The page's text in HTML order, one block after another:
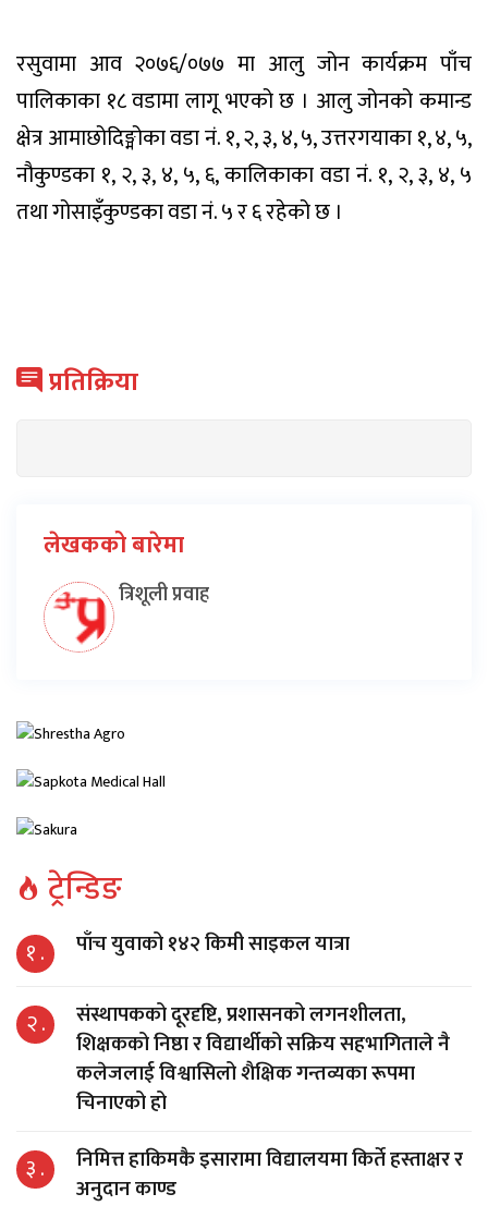
रसुवामा आव २०७६/०७७ मा आलु जोन कार्यक्रम पाँच
पालिकाका १८ वडामा लागू भएको छ । आलु जोनको कमान्ड
क्षेत्र आमाछोदिङ्मोका वडा नं. १, २, ३, ४, ५, उत्तरगयाका १, ४, ५,
नौकुण्डका १, २, ३, ४, ५, ६, कालिकाका वडा नं. १, २, ३, ४, ५
तथा गोसाइँकुण्डका वडा नं. ५ र ६ रहेको छ ।
प्रतिक्रिया
लेखकको बारेमा
त्रिशूली प्रवाह
ट्रेन्डिङ
१ . पाँच युवाको १४२ किमी साइकल यात्रा
२ .
संस्थापकको दूरदृष्टि, प्रशासनको लगनशीलता,
शिक्षकको निष्ठा र विद्यार्थीको सक्रिय सहभागिताले नै
कलेजलाई विश्वासिलो शैक्षिक गन्तव्यका रूपमा
चिनाएको हो
३ .
निमित्त हाकिमकै इसारामा विद्यालयमा किर्ते हस्ताक्षर र
अनुदान काण्ड